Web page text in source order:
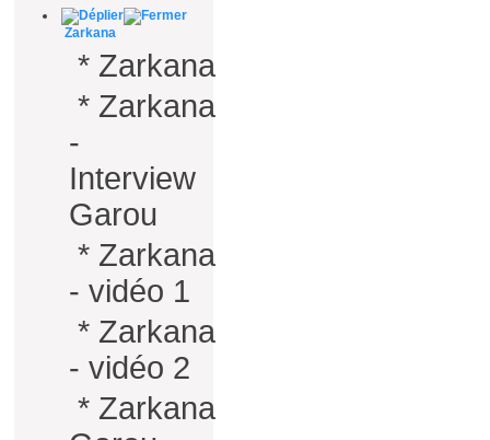
Zarkana
* Zarkana
* Zarkana
-
Interview
Garou
* Zarkana
- vidéo 1
* Zarkana
- vidéo 2
* Zarkana